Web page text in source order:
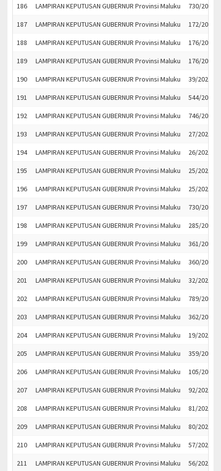
186 LAMPIRAN KEPUTUSAN GUBERNUR Provinsi Maluku 730/2020
187 LAMPIRAN KEPUTUSAN GUBERNUR Provinsi Maluku 172/2021
188 LAMPIRAN KEPUTUSAN GUBERNUR Provinsi Maluku 176/2021
189 LAMPIRAN KEPUTUSAN GUBERNUR Provinsi Maluku 176/2021
190 LAMPIRAN KEPUTUSAN GUBERNUR Provinsi Maluku 39/2022
191 LAMPIRAN KEPUTUSAN GUBERNUR Provinsi Maluku 544/2022
192 LAMPIRAN KEPUTUSAN GUBERNUR Provinsi Maluku 746/2022
193 LAMPIRAN KEPUTUSAN GUBERNUR Provinsi Maluku 27/2023
194 LAMPIRAN KEPUTUSAN GUBERNUR Provinsi Maluku 26/2023
195 LAMPIRAN KEPUTUSAN GUBERNUR Provinsi Maluku 25/2023
196 LAMPIRAN KEPUTUSAN GUBERNUR Provinsi Maluku 25/2023
197 LAMPIRAN KEPUTUSAN GUBERNUR Provinsi Maluku 730/2022
198 LAMPIRAN KEPUTUSAN GUBERNUR Provinsi Maluku 285/2023
199 LAMPIRAN KEPUTUSAN GUBERNUR Provinsi Maluku 361/2023
200 LAMPIRAN KEPUTUSAN GUBERNUR Provinsi Maluku 360/2023
201 LAMPIRAN KEPUTUSAN GUBERNUR Provinsi Maluku 32/2023
202 LAMPIRAN KEPUTUSAN GUBERNUR Provinsi Maluku 789/2022
203 LAMPIRAN KEPUTUSAN GUBERNUR Provinsi Maluku 362/2023
204 LAMPIRAN KEPUTUSAN GUBERNUR Provinsi Maluku 19/2023
205 LAMPIRAN KEPUTUSAN GUBERNUR Provinsi Maluku 359/2023
206 LAMPIRAN KEPUTUSAN GUBERNUR Provinsi Maluku 105/2023
207 LAMPIRAN KEPUTUSAN GUBERNUR Provinsi Maluku 92/2023
208 LAMPIRAN KEPUTUSAN GUBERNUR Provinsi Maluku 81/2023
209 LAMPIRAN KEPUTUSAN GUBERNUR Provinsi Maluku 80/2023
210 LAMPIRAN KEPUTUSAN GUBERNUR Provinsi Maluku 57/2023
211 LAMPIRAN KEPUTUSAN GUBERNUR Provinsi Maluku 56/2023